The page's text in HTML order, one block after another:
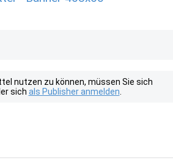
nutzen zu können, müssen Sie sich
sich als Publisher anmelden